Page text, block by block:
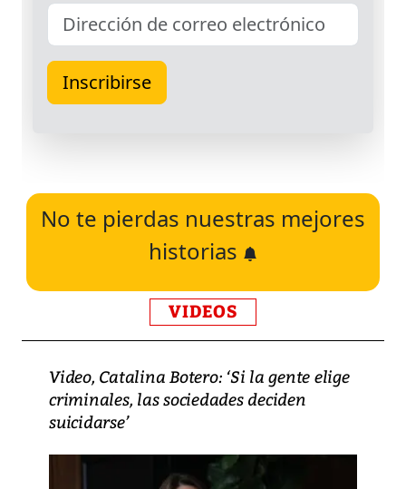
No te pierdas nuestras mejores
historias
VIDEOS
Video, Catalina Botero: ‘Si la gente elige
criminales, las sociedades deciden
suicidarse’